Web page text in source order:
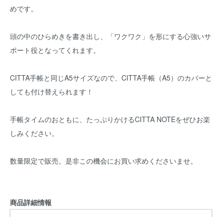
めです。
頭の中のひらめきを書き出し、「ワクワク」を形にする心強いサ
ポート役となってくれます。
CITTA手帳と同じA5サイズなので、CITTA手帳（A5）のカバーと
しても付け替えられます！
手帳タイムのおともに、たっぷりかけるCITTA NOTEをぜひお楽
しみください。
数量限定で販売。是非この機会にお買い求めくださいませ。
商品詳細情報